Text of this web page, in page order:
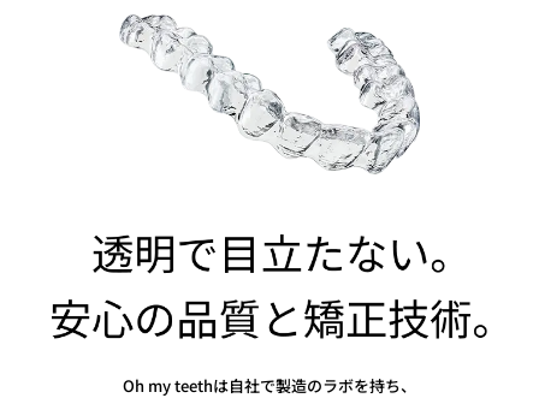
Oh my teethは自社で製造のラボを持ち、